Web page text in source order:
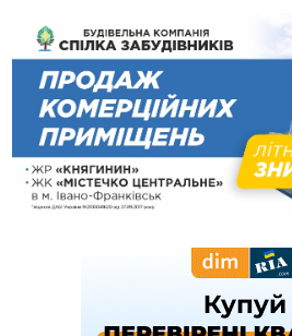
Яремче обговорили, як вирішити
Карпатах
13:54
5 «тихих» хвороб, які виявляє
13:30
ФОТО На Надрічній тривають
нового руху
12:57
У Франківську зафіксували
спостережень
12:24
Лікування наркоманії Київ: чому
терапію якомога раніше
тисяч гривень у валюті, засудили
Податкова передасть в
чоловіків 18–60 років
Водійка, яку на Сухомлинського